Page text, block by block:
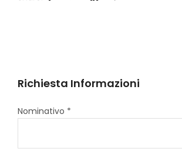
Richiesta Informazioni
Nominativo *